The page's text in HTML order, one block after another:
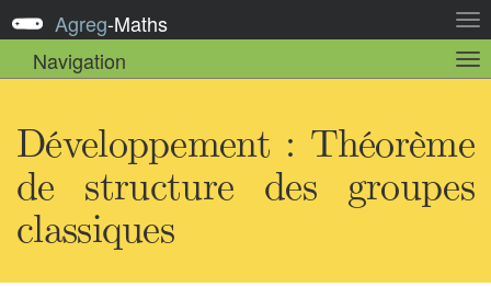
la
Agreg-Maths
Navigation
la
Développement : Théorème
de structure des groupes
classiques